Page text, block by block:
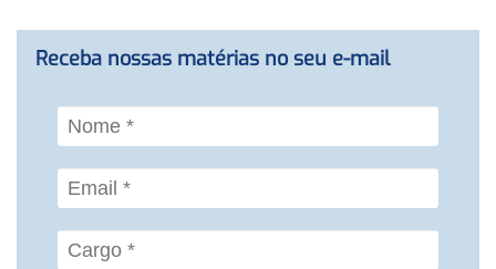
Receba nossas matérias no seu e-mail